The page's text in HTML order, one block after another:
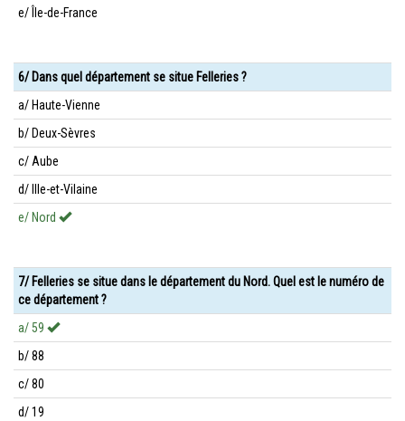
e/ Île-de-France
6/ Dans quel département se situe Felleries ?
a/ Haute-Vienne
b/ Deux-Sèvres
c/ Aube
d/ Ille-et-Vilaine
e/ Nord
7/ Felleries se situe dans le département du Nord. Quel est le numéro de
ce département ?
a/ 59
b/ 88
c/ 80
d/ 19